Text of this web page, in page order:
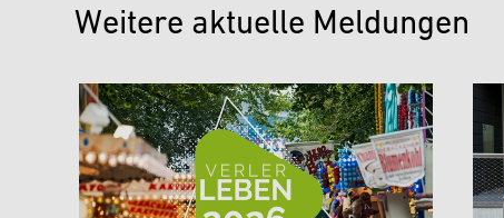
Weitere aktuelle Meldungen